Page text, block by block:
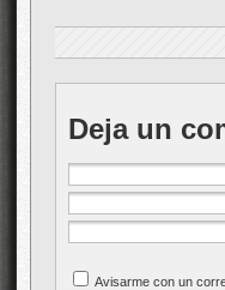
Deja un
Avisarme con un